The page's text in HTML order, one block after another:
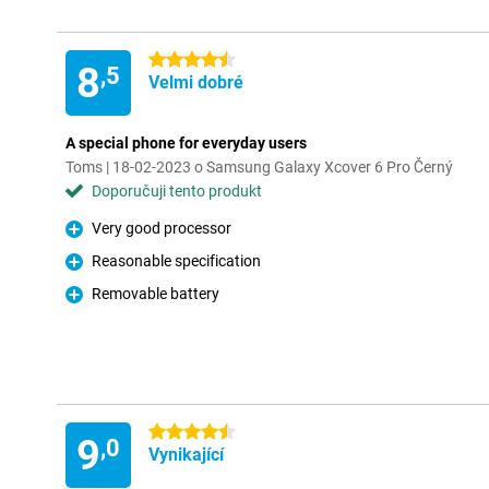
8,5
4.5 hvězdičky
Velmi dobré
A special phone for everyday users
Toms | 18-02-2023 o Samsung Galaxy Xcover 6 Pro Černý
Doporučuji tento produkt
Pro
Very good processor
Pro
Reasonable specification
Pro
Removable battery
9,0
4.5 hvězdičky
Vynikající